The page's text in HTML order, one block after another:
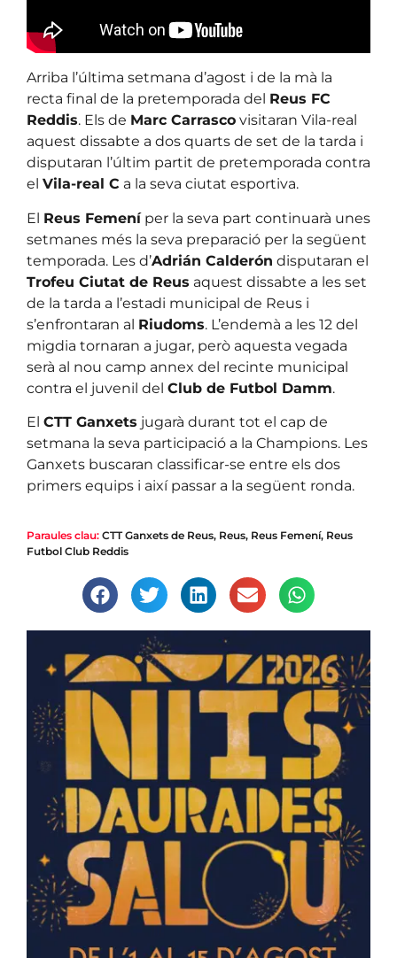
Arriba l’última setmana d’agost i de la mà la
recta final de la pretemporada del Reus FC
Reddis. Els de Marc Carrasco visitaran Vila-real
aquest dissabte a dos quarts de set de la tarda i
disputaran l’últim partit de pretemporada contra
el Vila-real C a la seva ciutat esportiva.
El Reus Femeníper la seva part continuarà unes
setmanes més la seva preparació per la següent
temporada. Les d’Adrián Calderón disputaran el
Trofeu Ciutat de Reus aquest dissabte a les set
de la tarda a l’estadi municipal de Reus i
s’enfrontaran al Riudoms. L’endemà a les 12 del
migdia tornaran a jugar, però aquesta vegada
serà al nou camp annex del recinte municipal
contra el juvenil del Club de Futbol Damm.
El CTT Ganxets jugarà durant tot el cap de
setmana la seva participació a la Champions. Les
Ganxets buscaran classificar-se entre els dos
primers equips i així passar a la següent ronda.
Paraules clau: CTT Ganxets de Reus, Reus, Reus Femení, Reus
Futbol Club Reddis